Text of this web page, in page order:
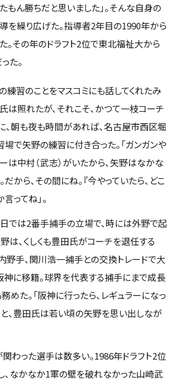
たもん勝ちだと思いました」。そんな自身の
を繰り広げた。指導者2年目の1990年から
。その年のドラフト2位で東北福祉大から
た。
練習のことをマスコミにも話してくれたみ
は照れたが、それこそ、かつて一枝コーチ
、朝も夜も時間があれば、名古屋市西区堀
で矢野の練習に付き合った。「ガンガンや
ーは中村（武志）がいたから、矢野はなかな
から、その間にね。『今やっていたら、どこ
ってね」。
では2番手捕手の立場で、時には外野で起
は、くしくも豊田氏がコーチを退任する
野手、関川浩一捕手との交換トレードで大
に移籍。球界を代表する捕手にまで成長
めた。「阪神に行ったら、レギュラーになっ
と、豊田氏は若い頃の矢野を思い出しなが
わった選手は数多い。1986年ドラフト2位
なかなか1軍の壁を破れなかった山崎武